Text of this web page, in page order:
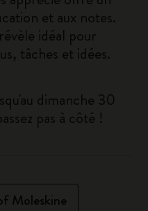
et aux notes.
idéal pour
tâches et idées.
dimanche 30
pas à côté !
Moleskine